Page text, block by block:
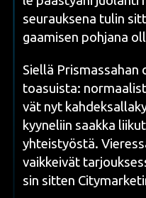
seu­rauk­se­na tulin
gaa­mi­sen poh­ja­na
Siel­lä Pris­mas­sa­han
toa­suis­ta:
vät nyt
kyy­ne­liin saak­ka
yhteis­työs­tä.
vaik­kei­vät
sin sit­ten